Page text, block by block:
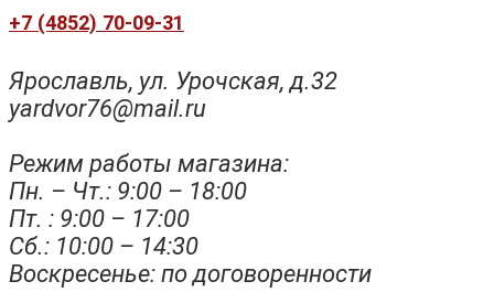
+7 (4852) 70-09-31
Ярославль, ул. Урочская, д.32
yardvor76@mail.ru
Режим работы магазина:
Пн. – Чт.: 9:00 – 18:00
Пт. : 9:00 – 17:00
Сб.: 10:00 – 14:30
Воскресенье: по договоренности